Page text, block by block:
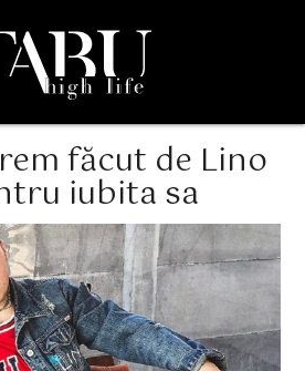
făcut de Lino
iubita sa